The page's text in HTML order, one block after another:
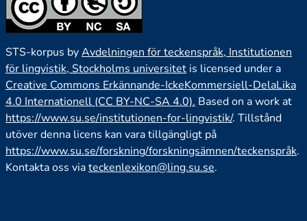
STS-korpus byAvdelningen för teckenspråk, Institutionen
för lingvistik, Stockholms universitet is licensed under a
Creative Commons Erkännande-IckeKommersiell-DelaLika
4.0 Internationell (CC BY-NC-SA 4.0). Based on a work at
https://www.su.se/institutionen-for-lingvistik/. Tillstånd
utöver denna licens kan vara tillgängligt på
https://www.su.se/forskning/forskningsämnen/teckenspråk.
Kontakta oss viateckenlexikon@ling.su.se.